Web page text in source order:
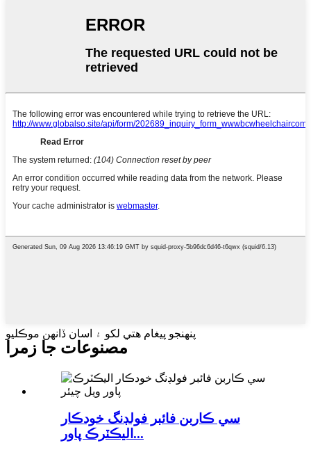
پنهنجو پيغام هتي لکو ۽ اسان ڏانهن موڪليو
مصنوعات جا زمرا
سي ڪاربن فائبر فولڊنگ خودڪار
اليڪٽرڪ پاور...